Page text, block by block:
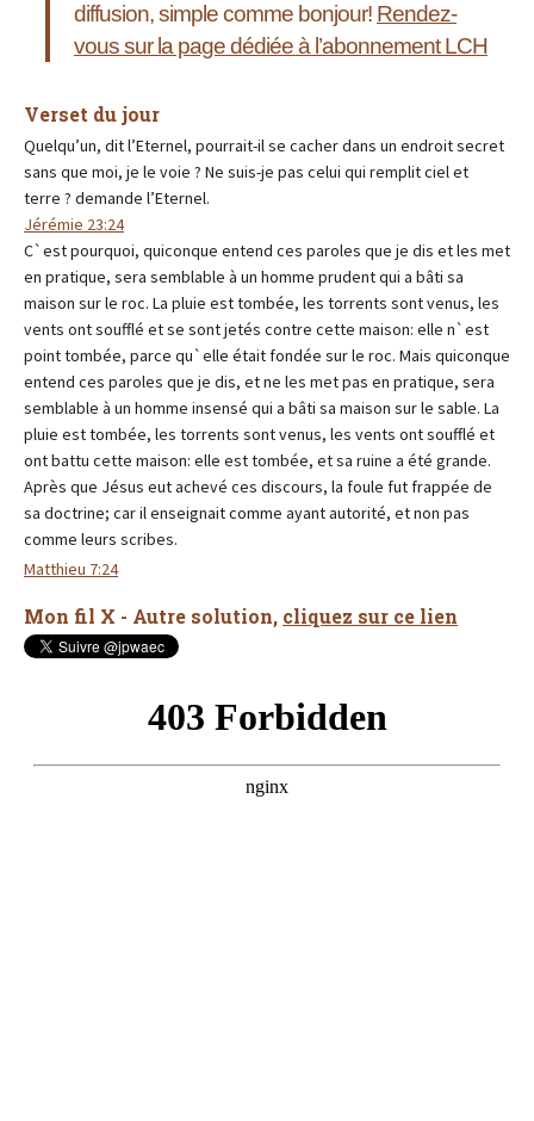
diffusion, simple comme bonjour! Rendez-
vous sur la page dédiée à l’abonnement LCH
Verset du jour
Quelqu’un, dit l’Eternel, pourrait-il se cacher dans un endroit secret
sans que moi, je le voie ? Ne suis-je pas celui qui remplit ciel et
terre ? demande l’Eternel.
Jérémie 23:24
C`est pourquoi, quiconque entend ces paroles que je dis et les met
en pratique, sera semblable à un homme prudent qui a bâti sa
maison sur le roc. La pluie est tombée, les torrents sont venus, les
vents ont soufflé et se sont jetés contre cette maison: elle n`est
point tombée, parce qu`elle était fondée sur le roc. Mais quiconque
entend ces paroles que je dis, et ne les met pas en pratique, sera
semblable à un homme insensé qui a bâti sa maison sur le sable. La
pluie est tombée, les torrents sont venus, les vents ont soufflé et
ont battu cette maison: elle est tombée, et sa ruine a été grande.
Après que Jésus eut achevé ces discours, la foule fut frappée de
sa doctrine; car il enseignait comme ayant autorité, et non pas
comme leurs scribes.
Matthieu 7:24
Mon fil X - Autre solution, cliquez sur ce lien